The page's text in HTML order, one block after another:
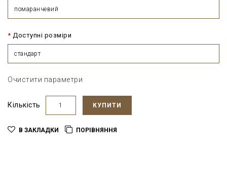
помаранчевий
Доступні розміри
стандарт
Очистити параметри
Кількість КУПИТИ
В ЗАКЛАДКИ ПОРІВНЯННЯ